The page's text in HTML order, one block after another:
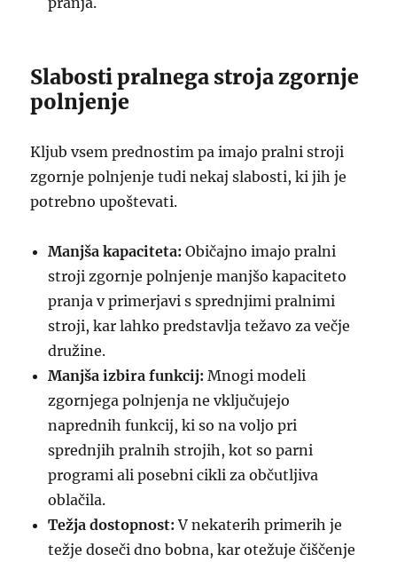
Slabosti pralnega stroja zgornje
polnjenje
Kljub vsem prednostim pa imajo pralni stroji
zgornje polnjenje tudi nekaj slabosti, ki jih je
potrebno upoštevati.
Manjša kapaciteta: Običajno imajo pralni
stroji zgornje polnjenje manjšo kapaciteto
pranja v primerjavi s sprednjimi pralnimi
stroji, kar lahko predstavlja težavo za večje
družine.
Manjša izbira funkcij: Mnogi modeli
zgornjega polnjenja ne vključujejo
naprednih funkcij, ki so na voljo pri
sprednjih pralnih strojih, kot so parni
programi ali posebni cikli za občutljiva
oblačila.
Težja dostopnost: V nekaterih primerih je
težje doseči dno bobna, kar otežuje čiščenje